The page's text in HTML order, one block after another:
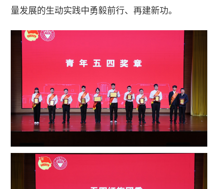
量发展的生动实践中勇毅前行、再建新功。